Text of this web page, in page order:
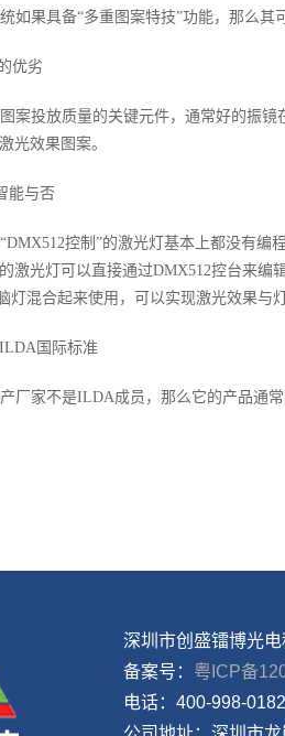
如果具备“多重图案特技”功能，那么其
优劣
案投放质量的关键元件，通常好的振镜
光效果图案。
能与否
控制”的激光灯基本上都没有编
激光灯可以直接通过DMX512控台来
灯混合起来使用，可以实现激光效果与
国际标准
厂家不是ILDA成员，那么它的产品通常
深圳市创盛镭博光电
备案号： 粤ICP备
电话： 400-998-0182